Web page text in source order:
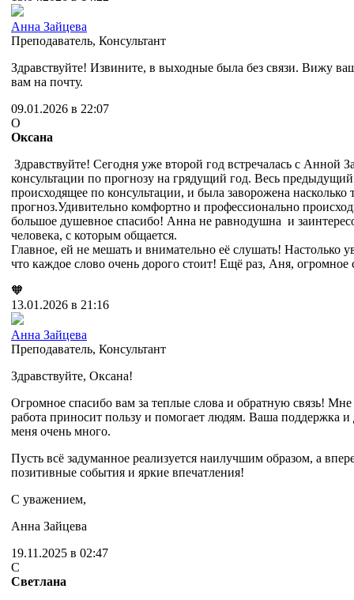
Анна Зайцева
Преподаватель, Консультант
Здравствуйте! Извините, в выходные была без связи. Вижу
вам на почту.
09.01.2026 в 22:07
О
Оксана
Здравствуйте! Сегодня уже второй год встречалась с Анной
консультации по прогнозу на грядущий год. Весь предыдущий
происходящее по консультации, и была заворожена насколько
прогноз.Удивительно комфортно и профессионально
большое душевное спасибо! Анна не равнодушна и
человека, с которым общается.
Главное, ей не мешать и внимательно её слушать! Настолько
что каждое слово очень дорого стоит! Ещё раз, Аня, огромное
🧡
13.01.2026 в 21:16
Анна Зайцева
Преподаватель, Консультант
Здравствуйте, Оксана!
Огромное спасибо вам за теплые слова и обратную связь!
работа приносит пользу и помогает людям. Ваша поддержка и
меня очень много.
Пусть всё задуманное реализуется наилучшим образом, а
позитивные события и яркие впечатления!
С уважением,
Анна Зайцева
19.11.2025 в 02:47
С
Светлана